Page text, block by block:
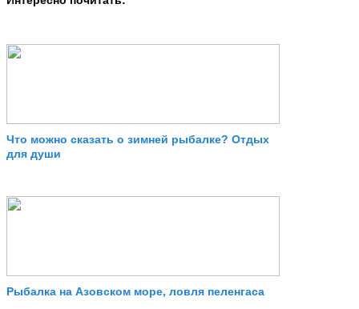
Что можно сказать о зимней рыбалке? Отдых
для души
Рыбалка на Азовском море, ловля пеленгаса